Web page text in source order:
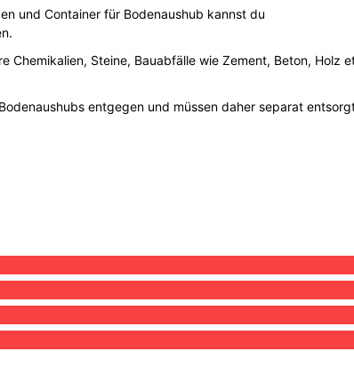
und Container für Bodenaushub kannst du
Chemikalien, Steine, Bauabfälle wie Zement, Beton, Holz
entgegen und müssen daher separat